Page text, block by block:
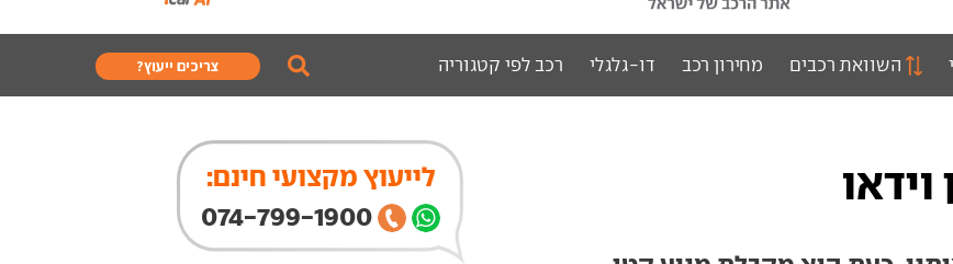
השוואת רכבים מחירון רכב דו-גלגלי רכב לפי קטגוריה צריכים ייעוץ?
לייעוץ מקצועי חינם:
074-799-1900